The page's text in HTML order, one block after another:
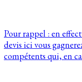
Pour rappel : en
devis ici vous
compétents qui, en